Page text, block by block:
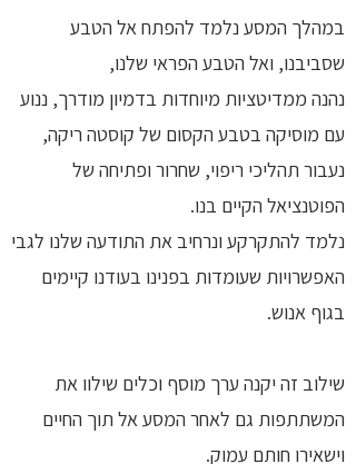
במהלך המסע נלמד להפתח אל הטבע
שסביבנו, ואל הטבע הפראי שלנו,
נהנה ממדיטציות מיוחדות בדמיון מודרך, ננוע
עם מוסיקה בטבע הקסום של קוסטה ריקה,
נעבור תהליכי ריפוי, שחרור ופתיחה של
הפוטנציאל הקיים בנו.
נלמד להתקרקע ונרחיב את התודעה שלנו לגבי
האפשרויות שעומדות בפנינו בעודנו קיימים
בגוף אנוש.
שילוב זה יקנה ערך מוסף וכלים שילוו את
המשתתפות גם לאחר המסע אל תוך החיים
וישאירו חותם עמוק.